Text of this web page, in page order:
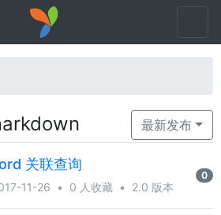
最新发布
关联查询
11-26 • 0 人收藏 • 2.0 版本
0